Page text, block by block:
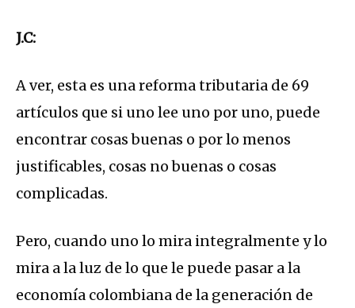
J.C:
A ver, esta es una reforma tributaria de 69
artículos que si uno lee uno por uno, puede
encontrar cosas buenas o por lo menos
justificables, cosas no buenas o cosas
complicadas.
Pero, cuando uno lo mira integralmente y lo
mira a la luz de lo que le puede pasar a la
economía colombiana de la generación de